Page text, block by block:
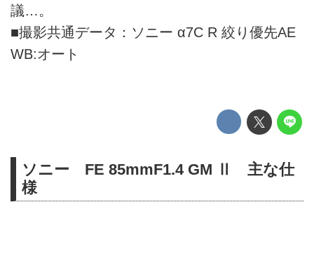
議…。
■撮影共通データ：ソニー α7C R 絞り優先AE
WB:オート
ソニー FE 85mmF1.4 GM Ⅱ 主な仕
様